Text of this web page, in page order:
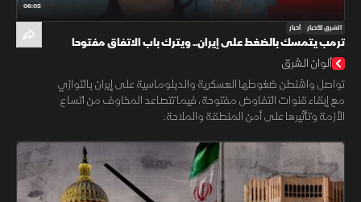
06:05
الشرق للأخبار أخبار
ترمب يتمسك بالضغط على إيران.. ويترك باب الاتفاق مفتوحا
ألوان الشرق
تواصل واشنطن ضغوطها العسكرية والدبلوماسية على إيران بالتوازي
مع إبقاء قنوات التفاوض مفتوحة، فيما تتصاعد المخاوف من اتساع
الأزمة وتأثيرها على أمن المنطقة والملاحة.